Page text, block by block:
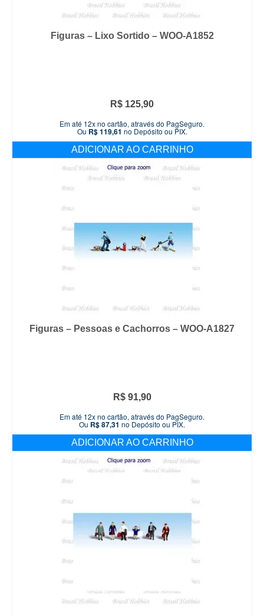
Figuras – Lixo Sortido – WOO-A1852
R$ 125,90
Em até 12x no cartão, através do PagSeguro.
Ou R$119,61 no Depósito ou PIX.
ADICIONAR AO CARRINHO
Figuras – Pessoas e Cachorros – WOO-A1827
R$91,90
Em até 12x no cartão, através do PagSeguro.
Ou R$87,31 no Depósito ou PIX.
ADICIONAR AO CARRINHO